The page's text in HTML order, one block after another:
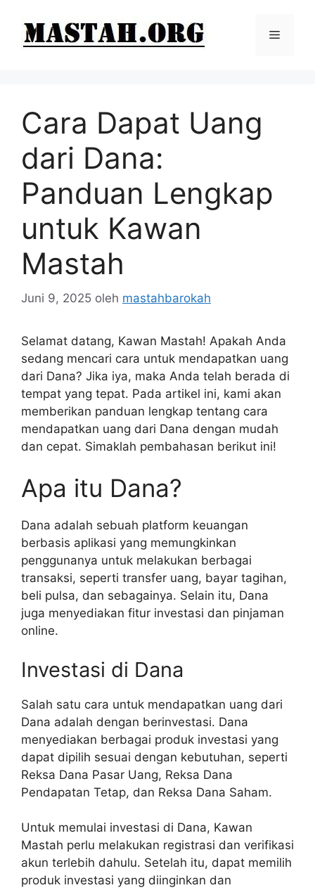
Menu
Cara Dapat Uang
dari Dana:
Panduan Lengkap
untuk Kawan
Mastah
Juni 9, 2025 oleh mastahbarokah
Selamat datang, Kawan Mastah! Apakah Anda
sedang mencari cara untuk mendapatkan uang
dari Dana? Jika iya, maka Anda telah berada di
tempat yang tepat. Pada artikel ini, kami akan
memberikan panduan lengkap tentang cara
mendapatkan uang dari Dana dengan mudah
dan cepat. Simaklah pembahasan berikut ini!
Apa itu Dana?
Dana adalah sebuah platform keuangan
berbasis aplikasi yang memungkinkan
penggunanya untuk melakukan berbagai
transaksi, seperti transfer uang, bayar tagihan,
beli pulsa, dan sebagainya. Selain itu, Dana
juga menyediakan fitur investasi dan pinjaman
online.
Investasi di Dana
Salah satu cara untuk mendapatkan uang dari
Dana adalah dengan berinvestasi. Dana
menyediakan berbagai produk investasi yang
dapat dipilih sesuai dengan kebutuhan, seperti
Reksa Dana Pasar Uang, Reksa Dana
Pendapatan Tetap, dan Reksa Dana Saham.
Untuk memulai investasi di Dana, Kawan
Mastah perlu melakukan registrasi dan verifikasi
akun terlebih dahulu. Setelah itu, dapat memilih
produk investasi yang diinginkan dan